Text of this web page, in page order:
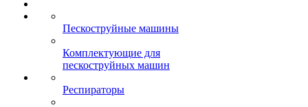
Пескоструйные машины
Комплектующие для
пескоструйных машин
Респираторы